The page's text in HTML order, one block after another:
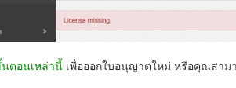
ตอนเหล่านี้ เพื่อออกใบอนุญาตใหม่ หรือคุณสาม